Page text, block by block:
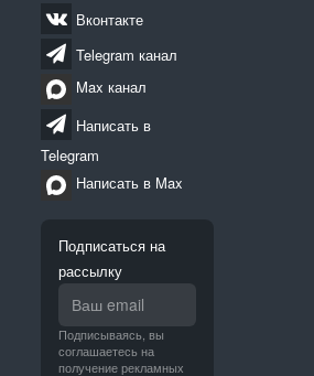
Вконтакте
Telegram канал
Max канал
Написать в
Telegram
Написать в Max
Подписаться на
рассылку
Подписываясь, вы
соглашаетесь на
получение рекламных